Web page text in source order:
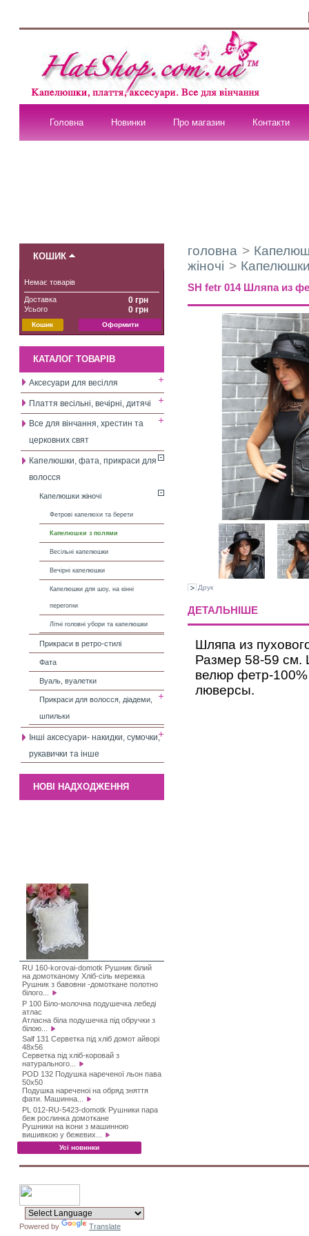
Головна Новинки Про магазин Контакти
КОШИК
Немає товарів
Доставка 0 грн
Усього 0 грн
Кошик Оформити
КАТАЛОГ ТОВАРІВ
Аксесуари для весілля
Плаття весільні, вечірні, дитячі
Все для вінчання, хрестин та
церковних свят
Капелюшки, фата, прикраси для
волосся
Капелюшки жіночі
Фетрові капелюхи та берети
Капелюшки з полями
Весільні капелюшки
Вечірні капелюшки
Капелюшки для шоу, на кінні
перегогни
Літні головні убори та капелюшки
Прикраси в ретро-стилі
Фата
Вуаль, вуалетки
Прикраси для волосся, діадеми,
шпильки
Інші аксесуари- накидки, сумочки,
рукавички та інше
НОВІ НАДХОДЖЕННЯ
RU 160-korovai-domotk Рушник білий
на домотканому Хліб-сіль мережка
Рушник з бавовни -домоткане полотно
білого...
P 100 Біло-молочна подушечка лебеді
атлас
Атласна біла подушечка під обручки з
білою...
Salf 131 Серветка під хліб домот айворі
48х56
Серветка під хліб-коровай з
натурального...
POD 132 Подушка нареченої льон пава
50х50
Подушка нареченоі на обряд зняття
фати. Машинна...
PL 012-RU-5423-domotk Рушники пара
беж рослинка домоткане
Рушники на ікони з машинною
вишивкою у бежевих...
Усі новинки
головна >
жіночі >
SH fetr 014 Шляпа из
Друк
ДЕТАЛЬНІШЕ
Шляпа из
Размер 58-59 см.
велюр фетр-100%
люверсы.
Powered by Translate